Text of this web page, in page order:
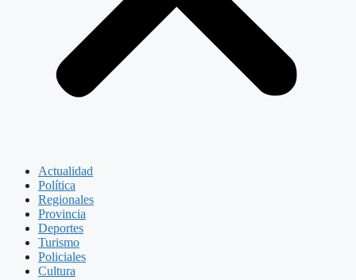
Actualidad
Política
Regionales
Provincia
Deportes
Turismo
Policiales
Cultura